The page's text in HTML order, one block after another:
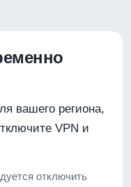
вашего региона,
VPN и
отключить